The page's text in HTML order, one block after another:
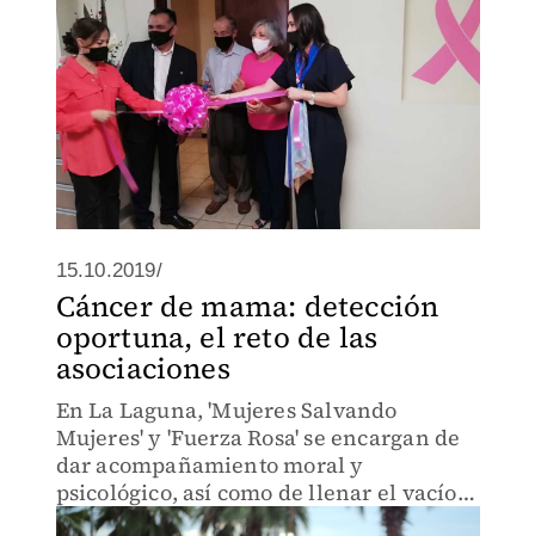
15.10.2019/
Cáncer de mama: detección
oportuna, el reto de las
asociaciones
En La Laguna, 'Mujeres Salvando
Mujeres' y 'Fuerza Rosa' se encargan de
dar acompañamiento moral y
psicológico, así como de llenar el vacío
de la información.